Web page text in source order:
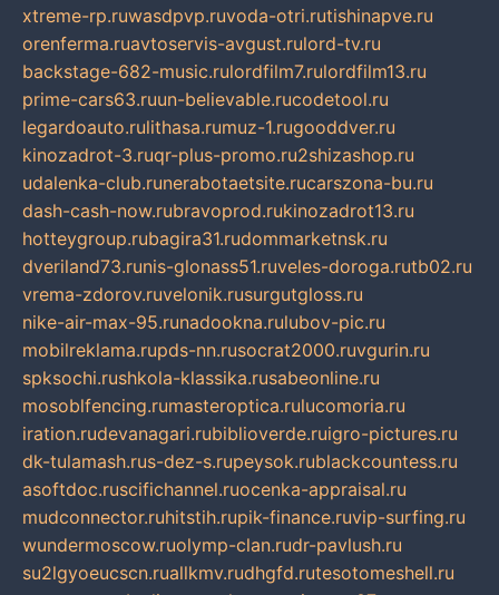
xtreme-rp.ruwasdpvp.ruvoda-otri.rutishinapve.ru
orenferma.ruavtoservis-avgust.rulord-tv.ru
backstage-682-music.rulordfilm7.rulordfilm13.ru
prime-cars63.ruun-believable.rucodetool.ru
legardoauto.rulithasa.rumuz-1.rugooddver.ru
kinozadrot-3.ruqr-plus-promo.ru2shizashop.ru
udalenka-club.runerabotaetsite.rucarszona-bu.ru
dash-cash-now.rubravoprod.rukinozadrot13.ru
hotteygroup.rubagira31.rudommarketnsk.ru
dveriland73.runis-glonass51.ruveles-doroga.rutb02.ru
vrema-zdorov.ruvelonik.rusurgutgloss.ru
nike-air-max-95.runadookna.rulubov-pic.ru
mobilreklama.rupds-nn.rusocrat2000.ruvgurin.ru
spksochi.rushkola-klassika.rusabeonline.ru
mosoblfencing.rumasteroptica.rulucomoria.ru
iration.rudevanagari.rubiblioverde.ruigro-pictures.ru
dk-tulamash.rus-dez-s.rupeysok.rublackcountess.ru
asoftdoc.ruscifichannel.ruocenka-appraisal.ru
mudconnector.ruhitstih.rupik-finance.ruvip-surfing.ru
wundermoscow.ruolymp-clan.rudr-pavlush.ru
su2lgyoeucscn.ruallkmv.rudhgfd.rutesotomeshell.ru